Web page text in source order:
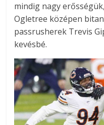
mindig nagy
Ogletree középen
passrusherek Trevis
kevésbé.